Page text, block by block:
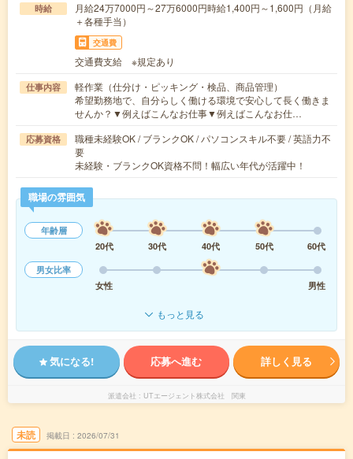
時給
月給24万7000円～27万6000円時給1,400円～1,600円（月給
＋各種手当）
交通費
交通費支給 ※規定あり
仕事内容
軽作業（仕分け・ピッキング・検品、商品管理）
希望勤務地で、自分らしく働ける環境で安心して長く働きま
せんか？▼例えばこんなお仕事▼例えばこんなお仕…
応募資格
職種未経験OK / ブランクOK / パソコンスキル不要 / 英語力不
要
未経験・ブランクOK資格不問！幅広い年代が活躍中！
職場の雰囲気
年齢層
20代
30代 40代 50代
60代
男女比率
女性
男性
もっと見る
気になる! 応募へ進む 詳しく見る
派遣会社 UTエージェント株式会社 関東
未読 掲載日 2026/07/31